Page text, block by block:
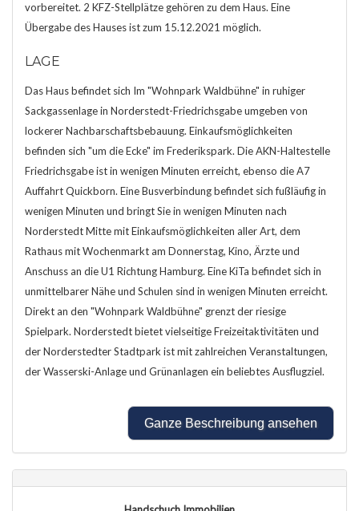
vorbereitet. 2 KFZ-Stellplätze gehören zu dem Haus. Eine
Übergabe des Hauses ist zum 15.12.2021 möglich.
LAGE
Das Haus befindet sich Im "Wohnpark Waldbühne" in ruhiger
Sackgassenlage in Norderstedt-Friedrichsgabe umgeben von
lockerer Nachbarschaftsbebauung. Einkaufsmöglichkeiten
befinden sich "um die Ecke" im Frederikspark. Die AKN-Haltestelle
Friedrichsgabe ist in wenigen Minuten erreicht, ebenso die A7
Auffahrt Quickborn. Eine Busverbindung befindet sich fußläufig in
wenigen Minuten und bringt Sie in wenigen Minuten nach
Norderstedt Mitte mit Einkaufsmöglichkeiten aller Art, dem
Rathaus mit Wochenmarkt am Donnerstag, Kino, Ärzte und
Anschuss an die U1 Richtung Hamburg. Eine KiTa befindet sich in
unmittelbarer Nähe und Schulen sind in wenigen Minuten erreicht.
Direkt an den "Wohnpark Waldbühne" grenzt der riesige
Spielpark. Norderstedt bietet vielseitige Freizeitaktivitäten und
der Norderstedter Stadtpark ist mit zahlreichen Veranstaltungen,
der Wasserski-Anlage und Grünanlagen ein beliebtes Ausflugziel.
Ganze Beschreibung ansehen